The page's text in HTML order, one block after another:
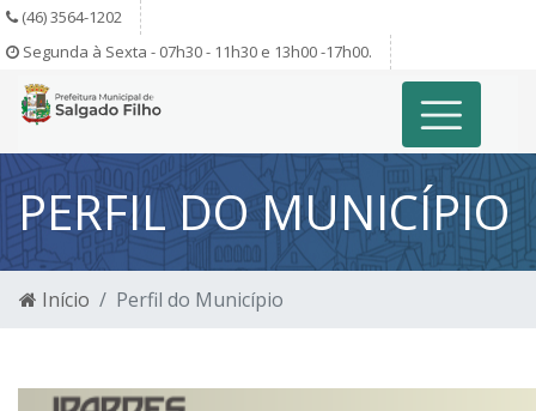
(46) 3564-1202
Segunda à Sexta - 07h30 - 11h30 e 13h00 -17h00.
PERFIL DO MUNICÍPIO
Início Perfil do Município